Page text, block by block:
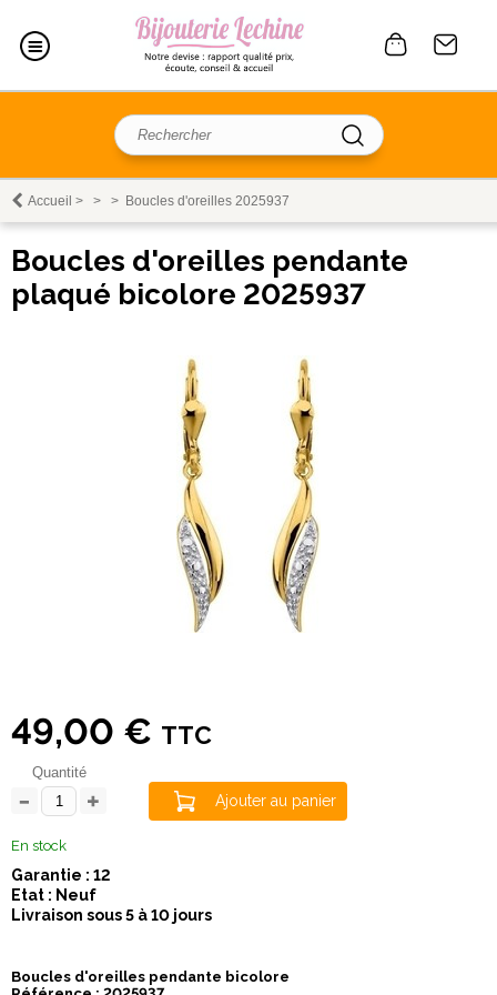
Accueil > > > Boucles d'oreilles 2025937
Boucles d'oreilles pendante
plaqué bicolore 2025937
49,00 € TTC
Quantité
Ajouter au panier
En stock
Garantie : 12
Etat : Neuf
Livraison sous 5 à 10 jours
Boucles d'oreilles pendante bicolore